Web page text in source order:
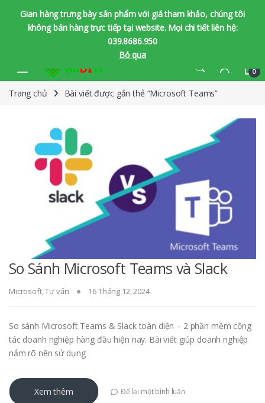
Gian hàng trưng bày sản phẩm với giá tham khảo, chúng tôi
không bán hàng trực tiếp tại website. Mọi chi tiết liên hệ:
039.8686.950
Bỏ qua
0
Trang chủ Bài viết được gắn thẻ “Microsoft Teams”
So Sánh Microsoft Teams và Slack
Microsoft,Tư vấn 16 Tháng 12, 2024
So sánh Microsoft Teams & Slack toàn diện – 2 phần mềm cộng
tác doanh nghiệp hàng đầu hiện nay. Bài viết giúp doanh nghiệp
nắm rõ nên sử dụng
Xem thêm Để lại một bình luận